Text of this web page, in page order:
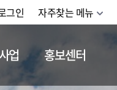
그인 자주찾는 메뉴
업 홍보센터